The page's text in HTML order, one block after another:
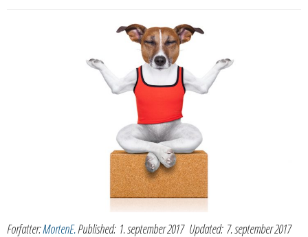
Forfatter:MortenE.Published: 1. september 2017 Updated: 7. september 2017